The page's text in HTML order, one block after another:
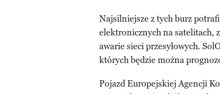
Najsilniejsze z tych burz
elektronicznych na satelitach,
awarie sieci przesyłowych.
których będzie można
Pojazd Europejskiej Agencji